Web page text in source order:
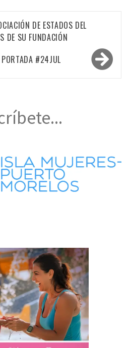
DE ESTADOS DEL
DE SU FUNDACIÓN
PORTADA #24JUL